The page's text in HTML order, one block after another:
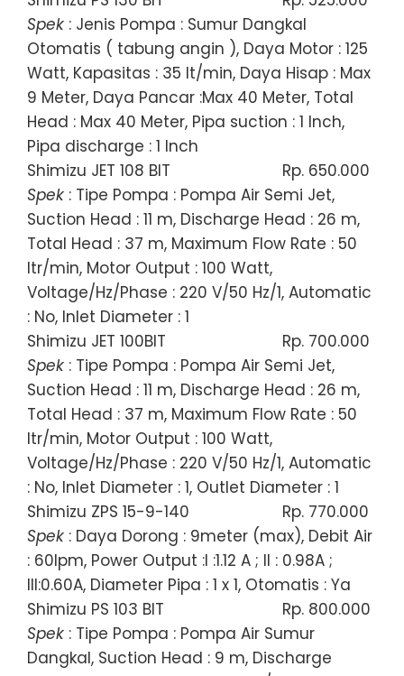
Spek : Jenis Pompa : Sumur Dangkal
Otomatis ( tabung angin ), Daya Motor : 125
Watt, Kapasitas : 35 lt/min, Daya Hisap : Max
9 Meter, Daya Pancar :Max 40 Meter, Total
Head : Max 40 Meter, Pipa suction : 1 Inch,
Pipa discharge : 1 Inch
Shimizu JET 108 BIT
Rp. 650.000
Spek : Tipe Pompa : Pompa Air Semi Jet,
Suction Head : 11 m, Discharge Head : 26 m,
Total Head : 37 m, Maximum Flow Rate : 50
ltr/min, Motor Output : 100 Watt,
Voltage/Hz/Phase : 220 V/50 Hz/1, Automatic
: No, Inlet Diameter : 1
Shimizu JET 100BIT
Rp. 700.000
Spek : Tipe Pompa : Pompa Air Semi Jet,
Suction Head : 11 m, Discharge Head : 26 m,
Total Head : 37 m, Maximum Flow Rate : 50
ltr/min, Motor Output : 100 Watt,
Voltage/Hz/Phase : 220 V/50 Hz/1, Automatic
: No, Inlet Diameter : 1, Outlet Diameter : 1
Shimizu ZPS 15-9-140
Rp. 770.000
Spek : Daya Dorong : 9meter (max), Debit Air
: 60lpm, Power Output :I :1.12 A ; II : 0.98A ;
III:0.60A, Diameter Pipa : 1 x 1, Otomatis : Ya
Shimizu PS 103 BIT
Rp. 800.000
Spek : Tipe Pompa : Pompa Air Sumur
Dangkal, Suction Head : 9 m, Discharge